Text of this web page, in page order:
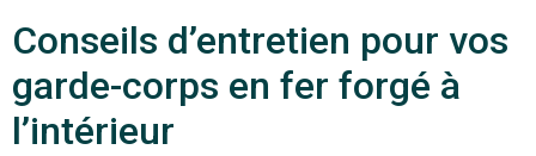
Conseils d’entretien pour vos
garde-corps en fer forgé à
l’intérieur